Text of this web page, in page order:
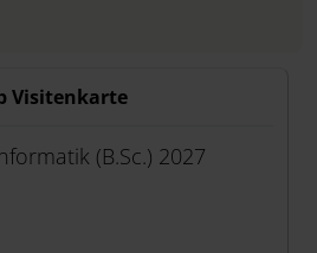
Visitenkarte
(B.Sc.) 2027